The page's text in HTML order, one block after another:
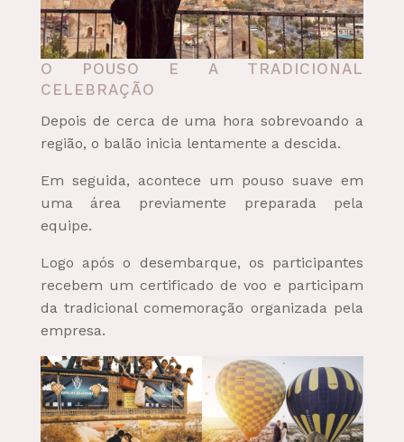
O POUSO E A TRADICIONAL
CELEBRAÇÃO
Depois de cerca de uma hora sobrevoando a
região, o balão inicia lentamente a descida.
Em seguida, acontece um pouso suave em
uma área previamente preparada pela
equipe.
Logo após o desembarque, os participantes
recebem um certificado de voo e participam
da tradicional comemoração organizada pela
empresa.